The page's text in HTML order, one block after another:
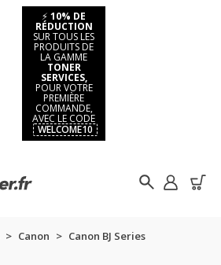
⚡ 10% DE
RÉDUCTION
SUR TOUS LES
PRODUITS DE
LA GAMME
TONER
SERVICES,
POUR VOTRE
PREMIÈRE
COMMANDE,
AVEC LE CODE
WELCOME10
Canon
Canon BJ Series